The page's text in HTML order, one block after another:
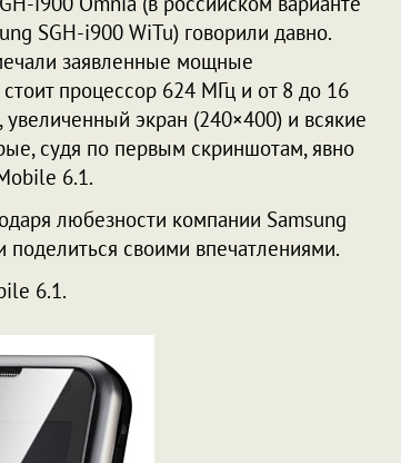
SGH-i900 WiTu) говорили давно.
заявленные мощные
процессор 624 МГц и от 8 до 16
увеличенный экран (240×400) и всякие
судя по первым скриншотам, явно
6.1.
любезности компании Samsung
своими впечатлениями.
6.1.